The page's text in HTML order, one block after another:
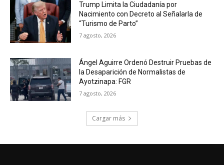
Trump Limita la Ciudadanía por
Nacimiento con Decreto al Señalarla de
“Turismo de Parto”
7 agosto, 2026
Ángel Aguirre Ordenó Destruir Pruebas de
la Desaparición de Normalistas de
Ayotzinapa: FGR
7 agosto, 2026
Cargar más